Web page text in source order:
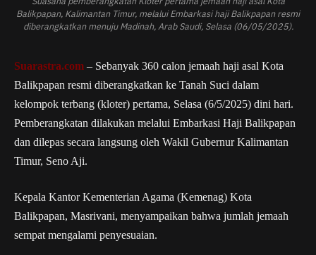
Balikpapan, Kalimantan Timur, melalui Embarkasi haji Balikpapan resmi
diberangkatkan menuju Madinah, Arab Saudi, Selasa (06/05/2025).
Suarastra.com – Sebanyak 360 calon jemaah haji asal Kota
Balikpapan resmi diberangkatkan ke Tanah Suci dalam
kelompok terbang (kloter) pertama, Selasa (6/5/2025) dini hari.
Pemberangkatan dilakukan melalui Embarkasi Haji Balikpapan
dan dilepas secara langsung oleh Wakil Gubernur Kalimantan
Timur, Seno Aji.
Kepala Kantor Kementerian Agama (Kemenag) Kota
Balikpapan, Masrivani, menyampaikan bahwa jumlah jemaah
sempat mengalami penyesuaian.